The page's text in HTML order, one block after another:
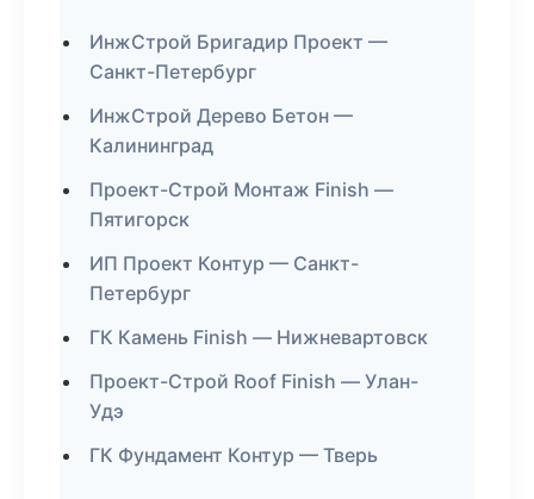
ИнжСтрой Бригадир Проект —
Санкт-Петербург
ИнжСтрой Дерево Бетон —
Калининград
Проект-Строй Монтаж Finish —
Пятигорск
ИП Проект Контур — Санкт-
Петербург
ГК Камень Finish — Нижневартовск
Проект-Строй Roof Finish — Улан-
Удэ
ГК Фундамент Контур — Тверь